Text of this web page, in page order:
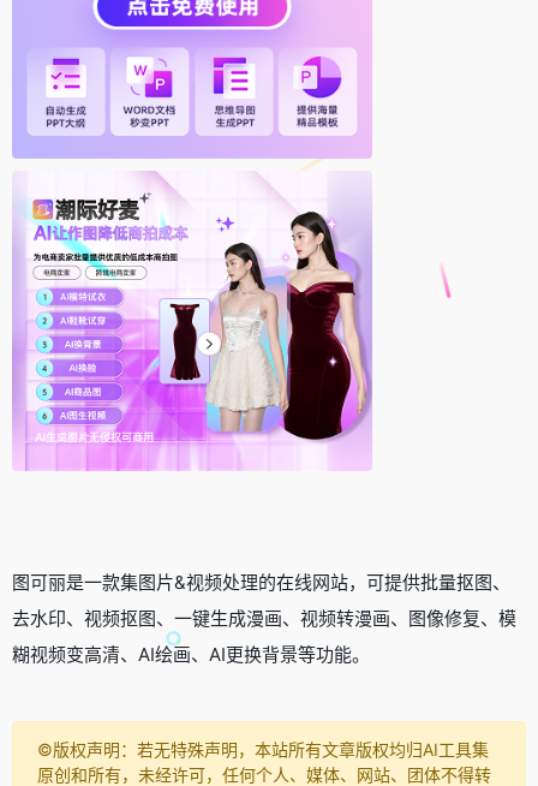
图可丽是一款集图片&视频处理的在线网站，可提供批量抠图、
去水印、视频抠图、一键生成漫画、视频转漫画、图像修复、模
糊视频变高清、AI绘画、AI更换背景等功能。
©️版权声明：若无特殊声明，本站所有文章版权均归AI工具集
原创和所有，未经许可，任何个人、媒体、网站、团体不得转